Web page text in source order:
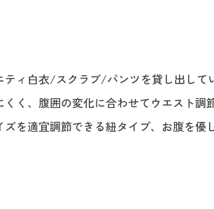
ィ白衣/スクラブ/パンツを貸し出して
く、腹囲の変化に合わせてウエスト調
を適宜調節できる紐タイプ、お腹を優